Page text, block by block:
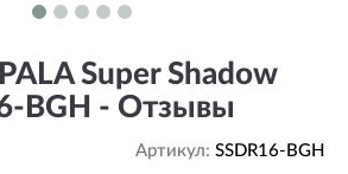
Super Shadow
BGH - Отзывы
Артикул: SSDR16-BGH